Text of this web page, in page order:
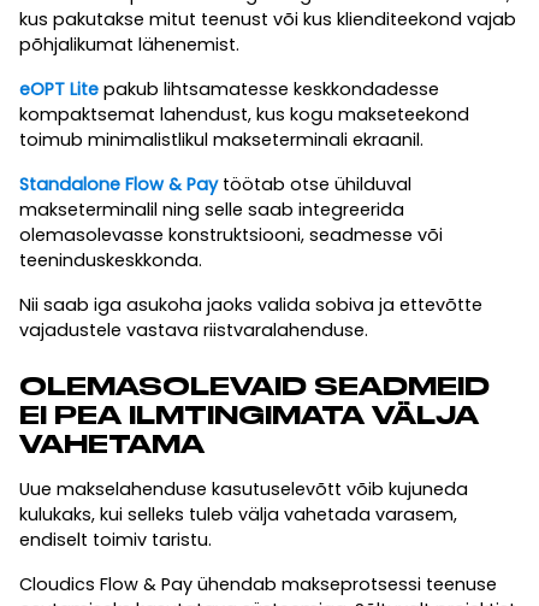
kus pakutakse mitut teenust või kus klienditeekond vajab
põhjalikumat lähenemist.
eOPT Lite pakub lihtsamatesse keskkondadesse
kompaktsemat lahendust, kus kogu makseteekond
toimub minimalistlikul makseterminali ekraanil.
Standalone Flow & Paytöötab otse ühilduval
makseterminalil ning selle saab integreerida
olemasolevasse konstruktsiooni, seadmesse või
teeninduskeskkonda.
Nii saab iga asukoha jaoks valida sobiva ja ettevõtte
vajadustele vastava riistvaralahenduse.
OLEMASOLEVAID SEADMEID
EI PEA ILMTINGIMATA VÄLJA
VAHETAMA
Uue makselahenduse kasutuselevõtt võib kujuneda
kulukaks, kui selleks tuleb välja vahetada varasem,
endiselt toimiv taristu.
Cloudics Flow & Pay ühendab makseprotsessi teenuse